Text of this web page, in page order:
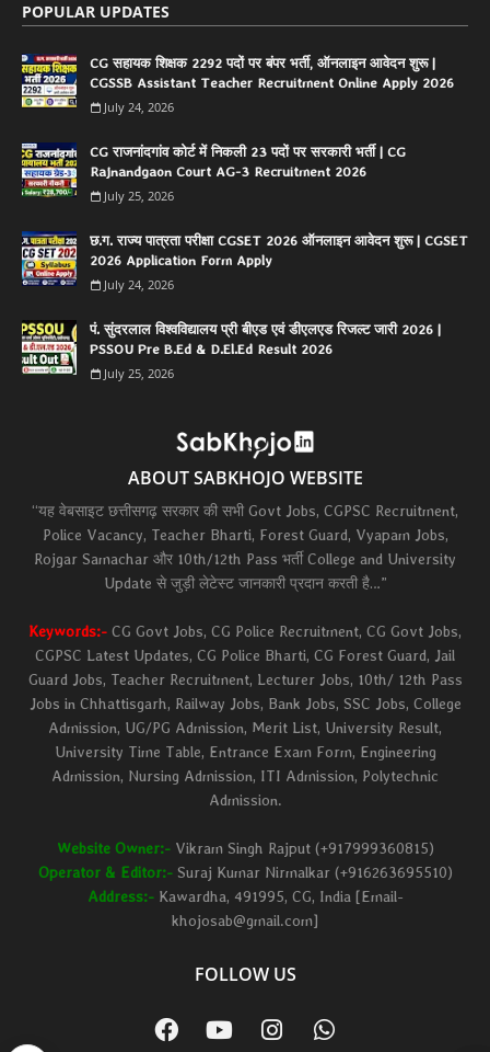
POPULAR UPDATES
CG सहायक शिक्षक 2292 पदों पर बंपर भर्ती, ऑनलाइन आवेदन शुरू |
CGSSB Assistant Teacher Recruitment Online Apply 2026
July 24, 2026
CG राजनांदगांव कोर्ट में निकली 23 पदों पर सरकारी भर्ती | CG
Rajnandgaon Court AG-3 Recruitment 2026
July 25, 2026
छ.ग. राज्य पात्रता परीक्षा CGSET 2026 ऑनलाइन आवेदन शुरू | CGSET
2026 Application Form Apply
July 24, 2026
पं. सुंदरलाल विश्वविद्यालय प्री बीएड एवं डीएलएड रिजल्ट जारी 2026 |
PSSOU Pre B.Ed & D.El.Ed Result 2026
July 25, 2026
ABOUT SABKHOJO WEBSITE
“यह वेबसाइट छत्तीसगढ़ सरकार की सभी Govt Jobs, CGPSC Recruitment,
Police Vacancy, Teacher Bharti, Forest Guard, Vyapam Jobs,
Rojgar Samachar और 10th/12th Pass भर्ती College and University
Update से जुड़ी लेटेस्ट जानकारी प्रदान करती है…”
Keywords:- CG Govt Jobs, CG Police Recruitment, CG Govt Jobs,
CGPSC Latest Updates, CG Police Bharti, CG Forest Guard, Jail
Guard Jobs, Teacher Recruitment, Lecturer Jobs, 10th/ 12th Pass
Jobs in Chhattisgarh, Railway Jobs, Bank Jobs, SSC Jobs, College
Admission, UG/PG Admission, Merit List, University Result,
University Time Table, Entrance Exam Form, Engineering
Admission, Nursing Admission, ITI Admission, Polytechnic
Admission.
Website Owner:- Vikram Singh Rajput (+917999360815)
Operator & Editor:- Suraj Kumar Nirmalkar (+916263695510)
Address:- Kawardha, 491995, CG, India [Email-
khojosab@gmail.com]
FOLLOW US